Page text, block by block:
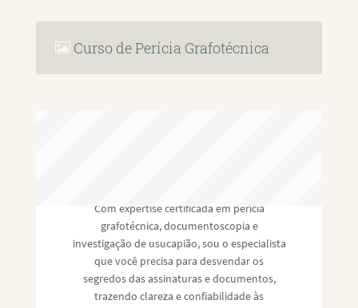
Curso de Perícia Grafotécnica
Com expertise certificada em perícia
grafotécnica, documentoscopia e
investigação de usucapião, sou o especialista
que você precisa para desvendar os
segredos das assinaturas e documentos,
trazendo clareza e confiabilidade às